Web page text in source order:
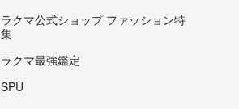
ラクマ公式ショップ ファッション特
集
ラクマ最強鑑定
SPU